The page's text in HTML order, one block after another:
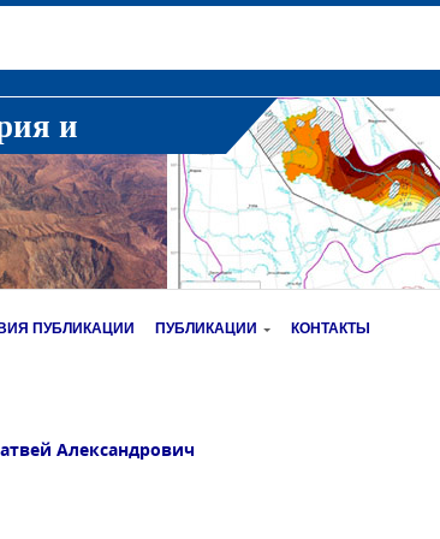
и
ПУБЛИКАЦИИ ПУБЛИКАЦИИ КОНТАКТЫ
Александрович